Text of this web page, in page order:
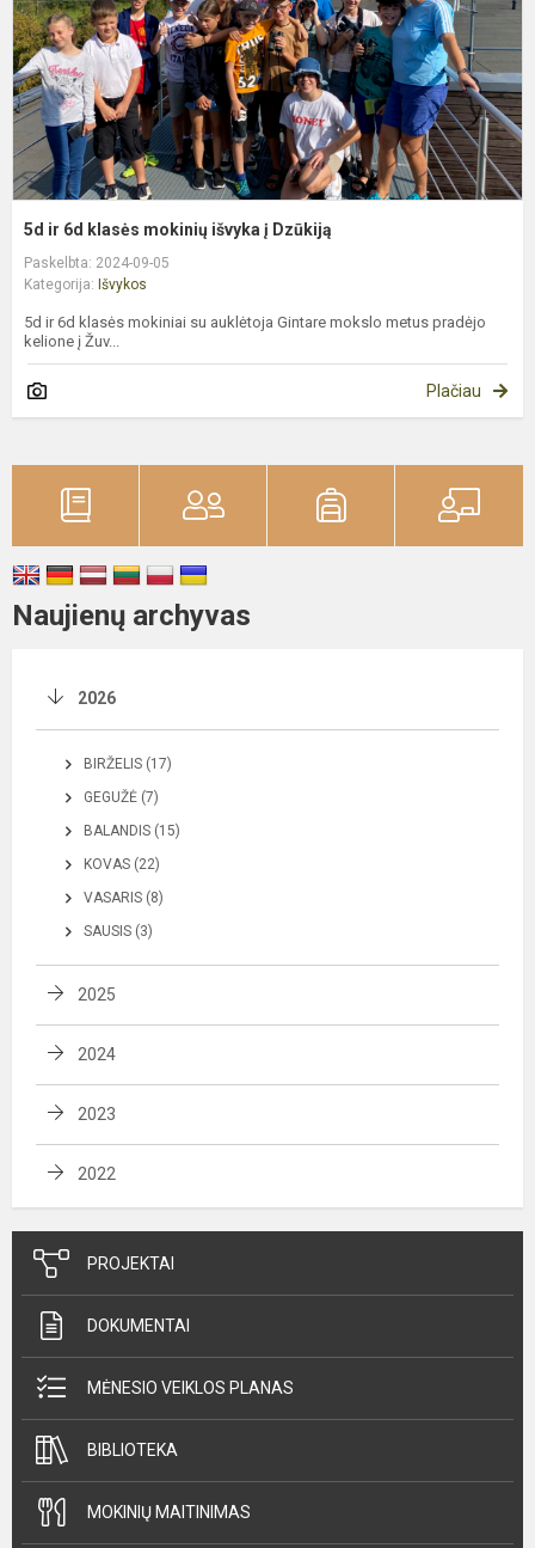
5d ir 6d klasės mokinių išvyka į Dzūkiją
Paskelbta: 2024-09-05
Kategorija: Išvykos
5d ir 6d klasės mokiniai su auklėtoja Gintare mokslo metus pradėjo
kelione į Žuv...
Plačiau
Naujienų archyvas
2026
BIRŽELIS (17)
GEGUŽĖ (7)
BALANDIS (15)
KOVAS (22)
VASARIS (8)
SAUSIS (3)
2025
2024
2023
2022
PROJEKTAI
DOKUMENTAI
MĖNESIO VEIKLOS PLANAS
BIBLIOTEKA
MOKINIŲ MAITINIMAS